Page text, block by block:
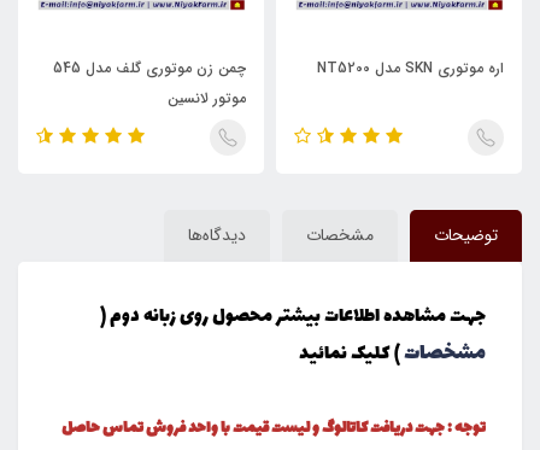
اره موتوری SKN مدل NT5200
چمن زن موتوری گلف مدل 545
موتور لانسین
توضیحات مشخصات دیدگاه‌ها
جهت مشاهده اطلاعات بیشتر محصول روی زبانه دوم (
مشخصات) کلیک نمائید
توجه : جهت دریافت کاتالوگ و لیست قیمت با واحد فروش تماس حاصل